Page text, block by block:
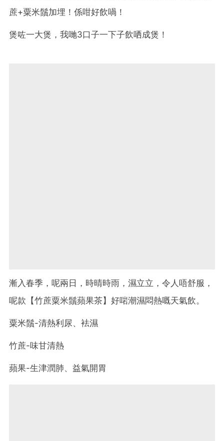
蔗+粟米鬚加埋！係咁好飲喎！
煲咗一大煲，我哋3口子一下子飲哂成煲！
漸入春季，呢兩日，時晴時雨，濕立立，令人唔舒服，
呢款【竹蔗粟米鬚蘋果茶】好啱潮濕悶熱嘅天氣飲。
粟米鬚-清熱利尿、袪濕
竹蔗-味甘清熱
蘋果-生津潤肺、益氣開胃